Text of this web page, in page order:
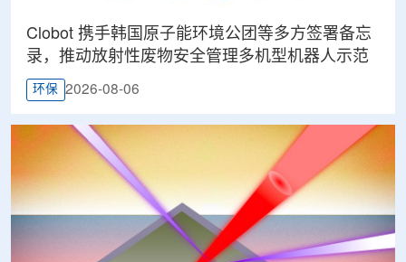
Clobot 携手韩国原子能环境公团等多方签署备忘
录，推动放射性废物安全管理多机型机器人示范
环保 2026-08-06